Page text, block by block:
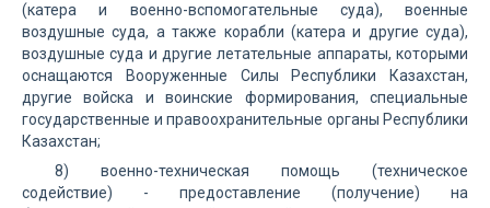
(катера и военно-вспомогательные суда), военные
воздушные суда, а также корабли (катера и другие суда),
воздушные суда и другие летательные аппараты, которыми
оснащаются Вооруженные Силы Республики Казахстан,
другие войска и воинские формирования, специальные
государственные и правоохранительные органы Республики
Казахстан;
8) военно-техническая помощь (техническое
содействие) - предоставление (получение) на